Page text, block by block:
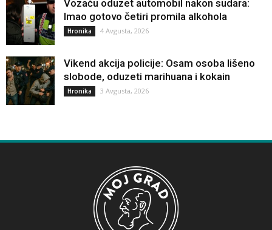
Vozaču oduzet automobil nakon sudara:
Imao gotovo četiri promila alkohola
Hronika 4 Avgusta, 2026
Vikend akcija policije: Osam osoba lišeno
slobode, oduzeti marihuana i kokain
Hronika 3 Avgusta, 2026